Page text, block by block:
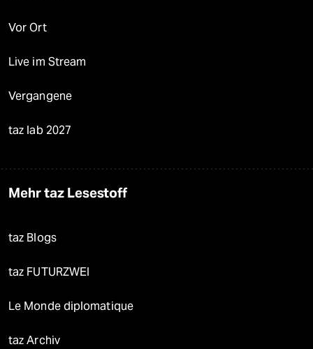
Vor Ort
Live im Stream
Vergangene
taz lab 2027
Mehr taz Lesestoff
taz Blogs
taz FUTURZWEI
Le Monde diplomatique
taz Archiv